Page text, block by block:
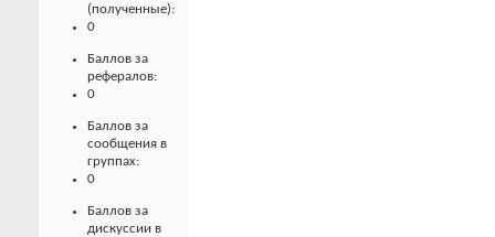
(полученные):
0
Баллов за
рефералов:
0
Баллов за
сообщения в
группах:
0
Баллов за
дискуссии в